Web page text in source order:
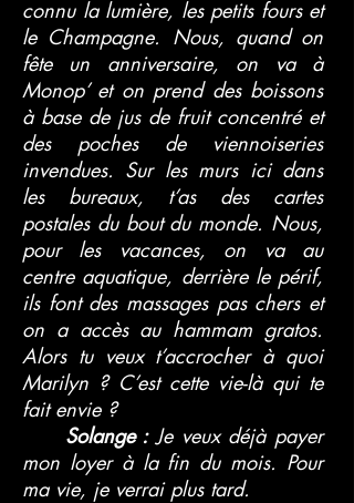
connu la lumière, les petits fours et
le Champagne. Nous, quand on
fête un anniversaire, on va à
Monop’ et on prend des boissons
à base de jus de fruit concentré et
des poches de viennoiseries
invendues. Sur les murs ici dans
les bureaux, t’as des cartes
postales du bout du monde. Nous,
pour les vacances, on va au
centre aquatique, derrière le périf,
ils font des massages pas chers et
on a accès au hammam gratos.
Alors tu veux t’accrocher à quoi
Marilyn ? C’est cette vie-là qui te
fait envie ?
Solange :Je veux déjà payer
mon loyer à la fin du mois. Pour
ma vie, je verrai plus tard.